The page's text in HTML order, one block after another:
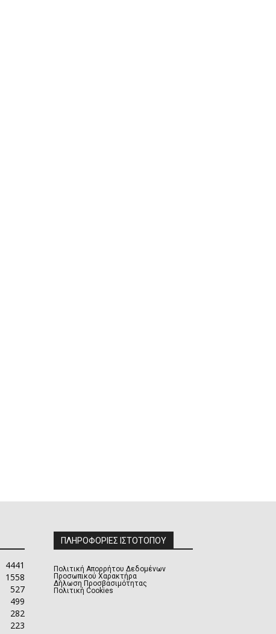
4441
1558
527
499
282
223
ΠΛΗΡΟΦΟΡΙΕΣ ΙΣΤΟΤΟΠΟΥ
Πολιτική Απορρήτου Δεδομένων
Προσωπικού Χαρακτήρα
Δήλωση Προσβασιμότητας
Πολιτική Cookies